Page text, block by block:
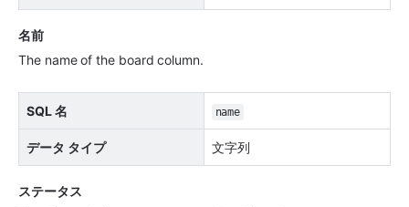
名前
The name of the board column.
SQL 名 name
データ タイプ 文字列
ステータス